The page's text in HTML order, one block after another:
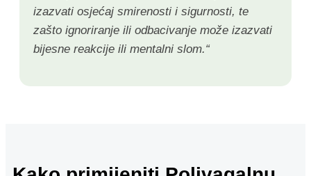
izazvati osjećaj smirenosti i sigurnosti, te
zašto ignoriranje ili odbacivanje može izazvati
bijesne reakcije ili mentalni slom.“